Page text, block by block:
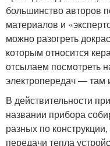
большинство авторов
материалов и
можно разогреть
которым относится
отсылаем посмотреть
электропередач — там
В действительности
названии прибора
разных по
передачи тепла